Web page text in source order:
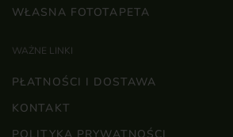
WŁASNA FOTOTAPETA
WAŻNE LINKI
PŁATNOŚCI I DOSTAWA
KONTAKT
POLITYKA PRYWATNOŚCI